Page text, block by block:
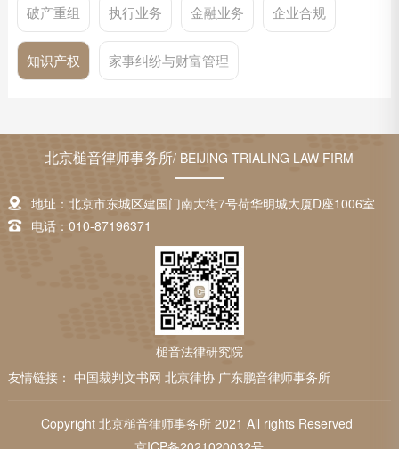
破产重组 执行业务 金融业务 企业合规
知识产权 家事纠纷与财富管理
北京槌音律师事务所/ BEIJING TRIALING LAW FIRM
地址：北京市东城区建国门南大街7号荷华明城大厦D座1006室
电话：010-87196371
槌音法律研究院
友情链接： 中国裁判文书网 北京律协 广东鹏音律师事务所
Copyright 北京槌音律师事务所 2021 All rights Reserved